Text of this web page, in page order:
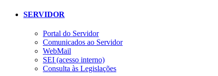
SERVIDOR
Portal do Servidor
Comunicados ao Servidor
WebMail
SEI (acesso interno)
Consulta às Legislações